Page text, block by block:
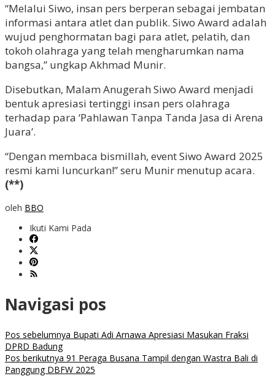
“Melalui Siwo, insan pers berperan sebagai jembatan
informasi antara atlet dan publik. Siwo Award adalah
wujud penghormatan bagi para atlet, pelatih, dan
tokoh olahraga yang telah mengharumkan nama
bangsa,” ungkap Akhmad Munir.
Disebutkan, Malam Anugerah Siwo Award menjadi
bentuk apresiasi tertinggi insan pers olahraga
terhadap para ‘Pahlawan Tanpa Tanda Jasa di Arena
Juara’.
“Dengan membaca bismillah, event Siwo Award 2025
resmi kami luncurkan!” seru Munir menutup acara.
(**)
oleh BBO
Ikuti Kami Pada
Navigasi pos
Pos sebelumnya Bupati Adi Arnawa Apresiasi Masukan Fraksi
DPRD Badung
Pos berikutnya 91 Peraga Busana Tampil dengan Wastra Bali di
Panggung DBFW 2025